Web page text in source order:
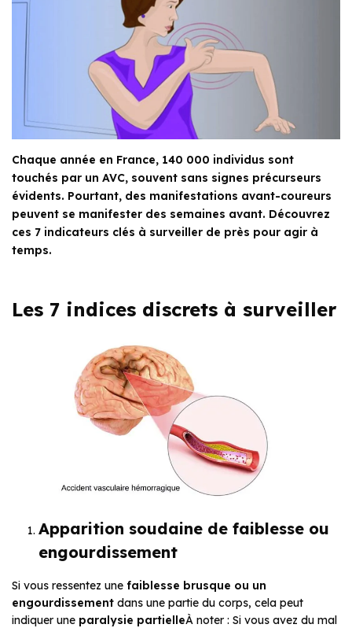
Chaque année en France, 140 000 individus sont
touchés par un AVC, souvent sans signes précurseurs
évidents. Pourtant, des manifestations avant-coureurs
peuvent se manifester des semaines avant. Découvrez
ces 7 indicateurs clés à surveiller de près pour agir à
temps.
Les 7 indices discrets à surveiller
Apparition soudaine de faiblesse ou
engourdissement
Si vous ressentez une faiblesse brusque ou un
engourdissement dans une partie du corps, cela peut
indiquer une paralysie partielleÀ noter : Si vous avez du mal